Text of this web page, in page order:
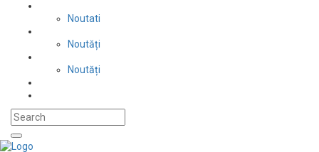
Noutati
Noutăți
Noutăți